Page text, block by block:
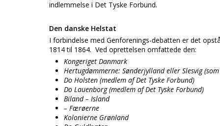
indlemmelse i Det Tyske Forbund.
Den danske Helstat
I forbindelse med Genforenings-debatten er det
1814 til 1864. Ved oprettelsen omfattede den:
Kongeriget Danmark
Hertugdømmerne: Sønderjylland eller Slesvig
Do Holsten (medlem af Det Tyske Forbund)
Do Lauenborg (medlem af Det Tyske Forbund)
Biland – Island
– Færøerne
Kolonierne Grønland